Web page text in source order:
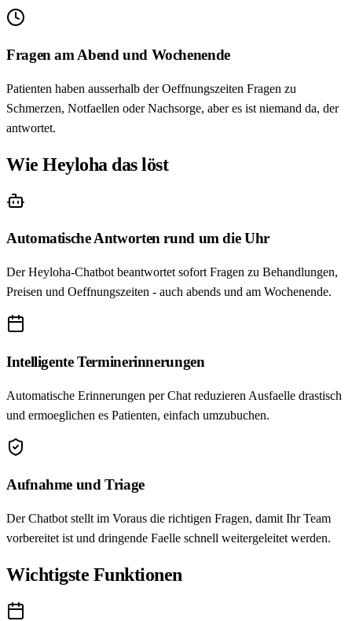
Fragen am Abend und Wochenende
Patienten haben ausserhalb der Oeffnungszeiten Fragen zu
Schmerzen, Notfaellen oder Nachsorge, aber es ist niemand da, der
antwortet.
Wie Heyloha das löst
Automatische Antworten rund um die Uhr
Der Heyloha-Chatbot beantwortet sofort Fragen zu Behandlungen,
Preisen und Oeffnungszeiten - auch abends und am Wochenende.
Intelligente Terminerinnerungen
Automatische Erinnerungen per Chat reduzieren Ausfaelle drastisch
und ermoeglichen es Patienten, einfach umzubuchen.
Aufnahme und Triage
Der Chatbot stellt im Voraus die richtigen Fragen, damit Ihr Team
vorbereitet ist und dringende Faelle schnell weitergeleitet werden.
Wichtigste Funktionen